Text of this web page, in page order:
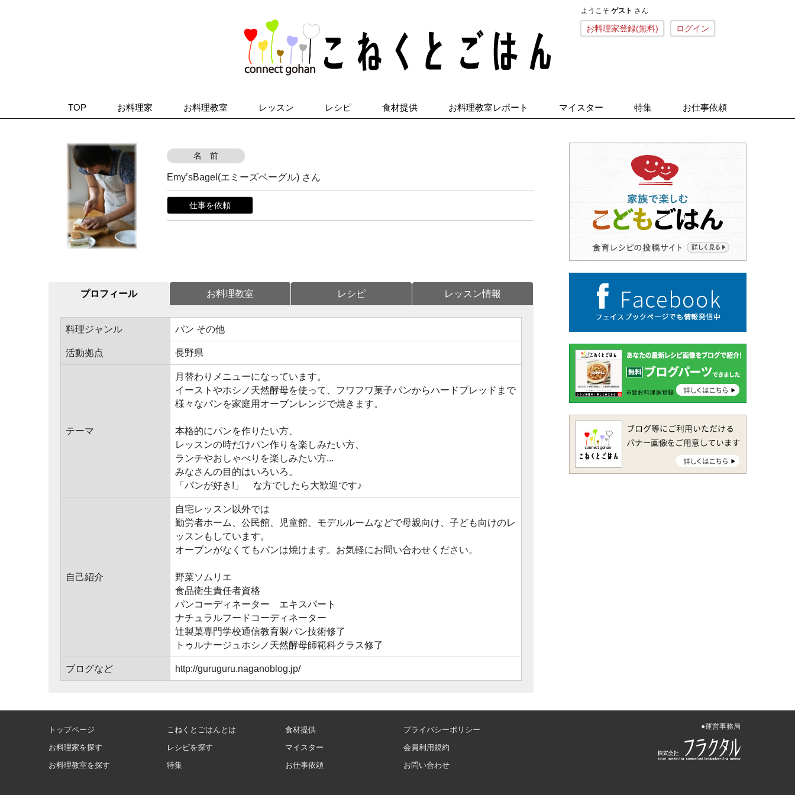
こねくとごはん
ようこそ ゲスト さん
お料理家登録(無料) ログイン
TOP お料理家 お料理教室 レッスン レシピ 食材提供 お料理教室レポート マイスター 特集 お仕事依頼
名 前
Emy’sBagel(エミーズベーグル) さん
仕事を依頼
プロフィール お料理教室 レシピ レッスン情報
料理ジャンル パン その他
活動拠点 長野県
テーマ
月替わりメニューになっています。
イーストやホシノ天然酵母を使って、フワフワ菓子パンからハードブレッドまで
様々なパンを家庭用オーブンレンジで焼きます。
本格的にパンを作りたい方、
レッスンの時だけパン作りを楽しみたい方、
ランチやおしゃべりを楽しみたい方...
みなさんの目的はいろいろ。
「パンが好き!」 な方でしたら大歓迎です♪
自己紹介
自宅レッスン以外では
勤労者ホーム、公民館、児童館、モデルルームなどで母親向け、子ども向けのレ
ッスンもしています。
オーブンがなくてもパンは焼けます。お気軽にお問い合わせください。
野菜ソムリエ
食品衛生責任者資格
パンコーディネーター エキスパート
ナチュラルフードコーディネーター
辻製菓専門学校通信教育製パン技術修了
トゥルナージュホシノ天然酵母師範科クラス修了
ブログなど http://guruguru.naganoblog.jp/
トップページ
お料理家を探す
お料理教室を探す
こねくとごはんとは
レシピを探す
特集
食材提供
マイスター
お仕事依頼
プライバシーポリシー
会員利用規約
お問い合わせ
●運営事務局